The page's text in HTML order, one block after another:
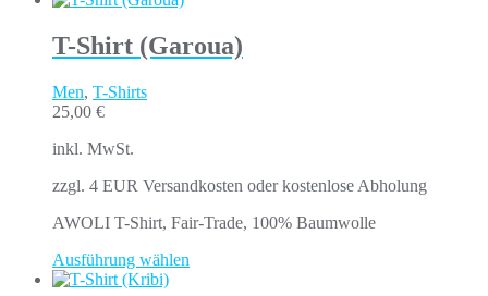
T-Shirt (Garoua)
Men, T-Shirts
25,00 €
inkl. MwSt.
zzgl. 4 EUR Versandkosten oder kostenlose Abholung
AWOLI T-Shirt, Fair-Trade, 100% Baumwolle
Ausführung wählen